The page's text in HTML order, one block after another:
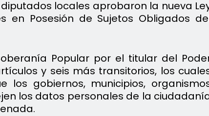
locales aprobaron la nueva
en Posesión de Sujetos Obligados
Popular por el titular del
y seis más transitorios, los
gobiernos, municipios,
los datos personales de la